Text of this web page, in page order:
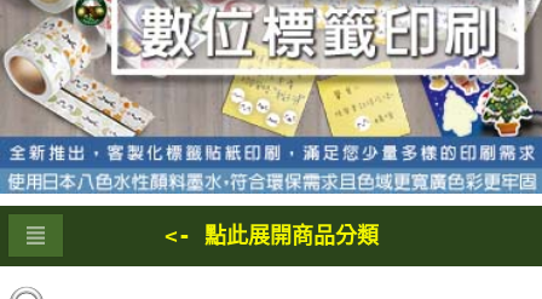
<- 點此展開商品分類